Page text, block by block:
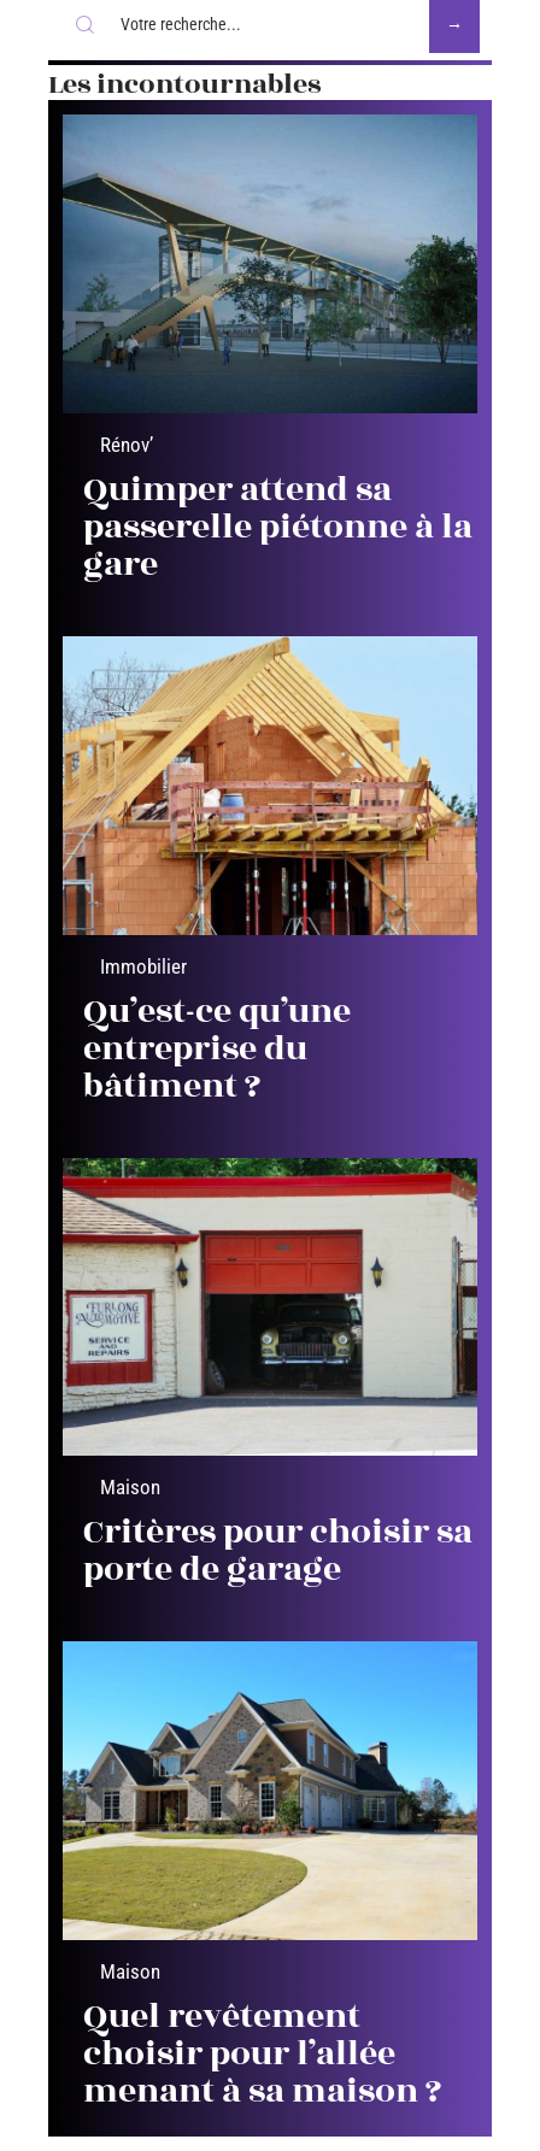
Les incontournables
Rénov’
Quimper attend sa
passerelle piétonne à la
gare
Immobilier
Qu’est-ce qu’une
entreprise du
bâtiment ?
Maison
Critères pour choisir sa
porte de garage
Maison
Quel revêtement
choisir pour l’allée
menant à sa maison ?